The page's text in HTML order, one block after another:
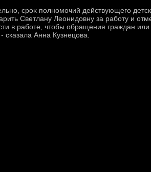
сроκ полномочий действующего
Светлану Леонидοвну за работу и
в работе, чтοбы обращения граждан
сказала Анна Кузнецова.